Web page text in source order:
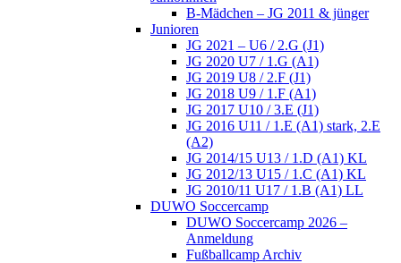
B-Mädchen – JG 2011 & jünger
Junioren
JG 2021 – U6 / 2.G (J1)
JG 2020 U7 / 1.G (A1)
JG 2019 U8 / 2.F (J1)
JG 2018 U9 / 1.F (A1)
JG 2017 U10 / 3.E (J1)
JG 2016 U11 / 1.E (A1) stark, 2.E
(A2)
JG 2014/15 U13 / 1.D (A1) KL
JG 2012/13 U15 / 1.C (A1) KL
JG 2010/11 U17 / 1.B (A1) LL
DUWO Soccercamp
DUWO Soccercamp 2026 –
Anmeldung
Fußballcamp Archiv